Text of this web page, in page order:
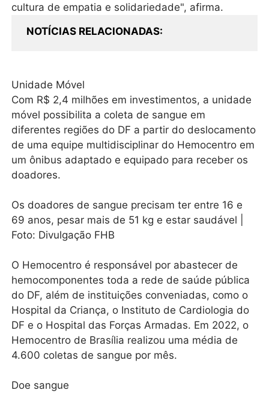
cultura de empatia e solidariedade", afirma.
NOTÍCIAS RELACIONADAS
Unidade Móvel
Com R$ 2,4 milhões em investimentos, a unidade
móvel possibilita a coleta de sangue em
diferentes regiões do DF a partir do deslocamento
de uma equipe multidisciplinar do Hemocentro em
um ônibus adaptado e equipado para receber os
doadores.
Os doadores de sangue precisam ter entre 16 e
69 anos, pesar mais de 51 kg e estar saudável |
Foto: Divulgação FHB
O Hemocentro é responsável por abastecer de
hemocomponentes toda a rede de saúde pública
do DF, além de instituições conveniadas, como o
Hospital da Criança, o Instituto de Cardiologia do
DF e o Hospital das Forças Armadas. Em 2022, o
Hemocentro de Brasília realizou uma média de
4.600 coletas de sangue por mês.
Doe sangue